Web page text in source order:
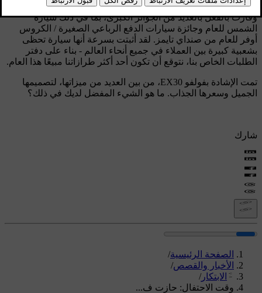
تم الكشف عن EX30 الصيف الماضي وحظيت بإشادة عالمية تقريبًا
وفازت بالفعل بالعديد من الجوائز الكبرى، بما في ذلك سيارة
الشمس للعام وجائزة سيارات الدفع الرباعي الصغيرة / الكروس
أوفر للعام من صنداي تايمز. لقد أثبتت بسرعة أنها سيارة تحظى
بشعبية كبيرة بين العملاء في جميع أنحاء العالم - بناء على دفتر
الطلبات الخاص بنا، نتوقع أن تكون أحد أكثر طرازاتنا مبيعًا هذا العام.
تمت الإشادة بفولفو EX30، من بين العديد من ميزاتها، لتصميمها
الجميل وسعرها الجذاب. ما هو الشيء المفضل لديك في ذلك؟
شارك
الصفحة الرئيسية/
الأخبار والقصص/
الابتكار/
وقت الاحتفال: حازت ف...